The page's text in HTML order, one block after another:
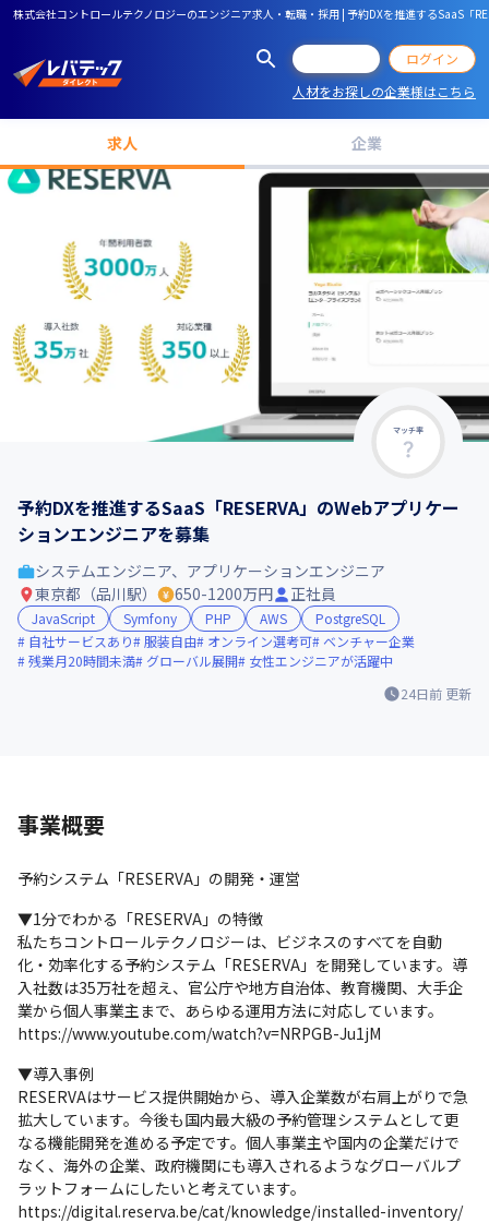
株式会社コントロールテクノロジーのエンジニア求人・転職・採用 | 予約DXを推進するSaaS「
ログイン
人材をお探しの企業様はこちら
求人 企業
マッチ率
予約DXを推進するSaaS「RESERVA」のWebアプリケー
ションエンジニアを募集
24日前 更新
システムエンジニア、アプリケーションエンジニア
東京都（品川駅）
650-1200万円 正社員
JavaScript Symfony PHP AWS
PostgreSQL
自社サービスあり
服装自由 オンライン選考可
ベンチャー企業
残業月20時間未満
グローバル展開 女性エンジニアが活躍中
事業概要
予約システム「RESERVA」の開発・運営
▼1分でわかる「RESERVA」の特徴
私たちコントロールテクノロジーは、ビジネスのすべてを自動
化・効率化する予約システム「RESERVA」を開発しています。導
入社数は35万社を超え、官公庁や地方自治体、教育機関、大手企
業から個人事業主まで、あらゆる運用方法に対応しています。
https://www.youtube.com/watch?v=NRPGB-Ju1jM
▼導入事例
RESERVAはサービス提供開始から、導入企業数が右肩上がりで急
拡大しています。今後も国内最大級の予約管理システムとして更
なる機能開発を進める予定です。個人事業主や国内の企業だけで
なく、海外の企業、政府機関にも導入されるようなグローバルプ
ラットフォームにしたいと考えています。
https://digital.reserva.be/cat/knowledge/installed-inventory/